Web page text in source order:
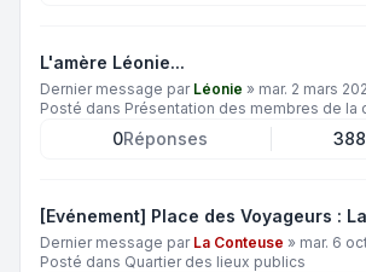
L'amère Léonie...
Dernier message par Léonie » mar. 2 mars
Posté dans Présentation des membres de la
0Réponses
[Evénement] Place des Voyageurs :
Dernier message par La Conteuse » mar. 6
Posté dans Quartier des lieux publics